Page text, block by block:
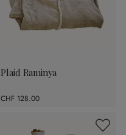
Plaid Raminya
CHF 128.00